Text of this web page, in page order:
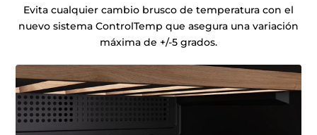
Evita cualquier cambio brusco de temperatura con el
nuevo sistema ControlTemp que asegura una variación
máxima de +/-5 grados.